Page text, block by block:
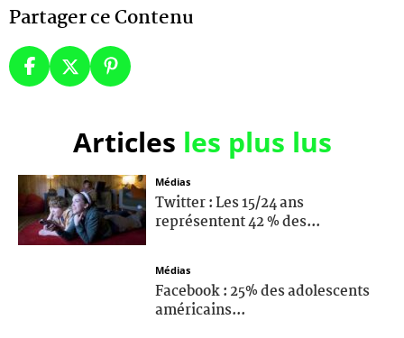
Partager ce Contenu
Articles les plus lus
Médias
Twitter : Les 15/24 ans
représentent 42 % des...
Médias
Facebook : 25% des adolescents
américains...